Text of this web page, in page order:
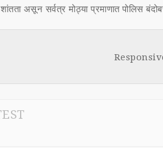
शांतता असून सर्वत्र मोठ्या प्रमाणात पोलिस